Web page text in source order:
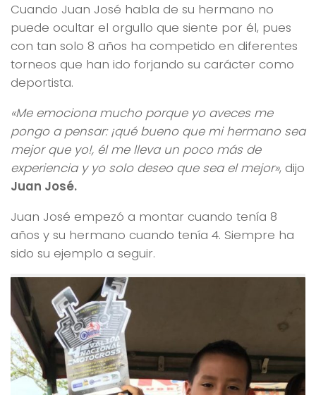
Cuando Juan José habla de su hermano no
puede ocultar el orgullo que siente por él, pues
con tan solo 8 años ha competido en diferentes
torneos que han ido forjando su carácter como
deportista.
«Me emociona mucho porque yo aveces me
pongo a pensar: ¡qué bueno que mi hermano sea
mejor que yo!, él me lleva un poco más de
experiencia y yo solo deseo que sea el mejor», dijo
Juan José.
Juan José empezó a montar cuando tenía 8
años y su hermano cuando tenía 4. Siempre ha
sido su ejemplo a seguir.